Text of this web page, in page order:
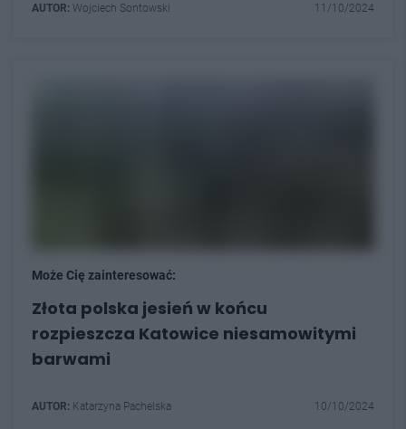
AUTOR: Wojciech Sontowski 11/10/2024
Może Cię zainteresować:
Złota polska jesień w końcu
rozpieszcza Katowice niesamowitymi
barwami
AUTOR: Katarzyna Pachelska 10/10/2024